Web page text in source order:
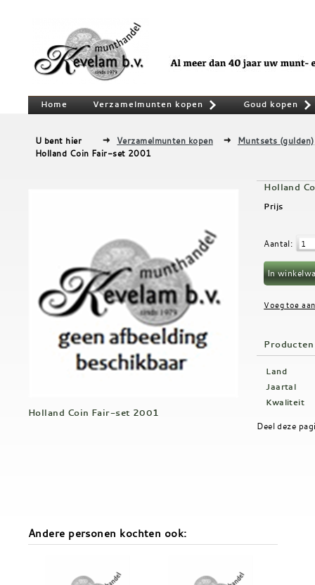
Home Verzamelmunten kopen Goud kopen
U bent hier Verzamelmunten kopen
Muntsets (gulden)
Holland Coin Fair-set 2001
Holland Coin Fair-set 2001
Holland
Prijs
Aantal:
Land
Jaartal
Kwaliteit
Deel deze
Andere personen kochten ook: